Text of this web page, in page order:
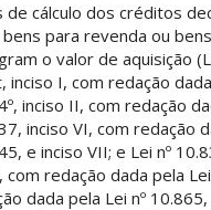
de cálculo dos créditos
para revenda ou
o valor de aquisição
inciso I, com redação
inciso II, com redação
inciso VI, com redação
e inciso VII; e Lei nº
com redação dada pela
dada pela Lei nº